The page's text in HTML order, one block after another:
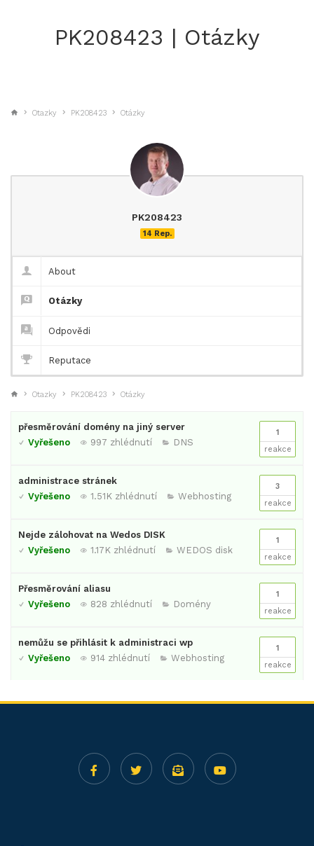
PK208423 | Otázky
Otazky PK208423 Otázky
PK208423
14 Rep.
About
Otázky
Odpovědi
Reputace
Otazky PK208423 Otázky
1
reakce
přesměrování domény na jiný server
Vyřešeno
997 zhlédnutí DNS
3
reakce
administrace stránek
Vyřešeno
1.51K zhlédnutí Webhosting
1
reakce
Nejde zálohovat na Wedos DISK
Vyřešeno
1.17K zhlédnutí WEDOS disk
1
reakce
Přesměrování aliasu
Vyřešeno
828 zhlédnutí Domény
1
reakce
nemůžu se přihlásit k administraci wp
Vyřešeno
914 zhlédnutí Webhosting